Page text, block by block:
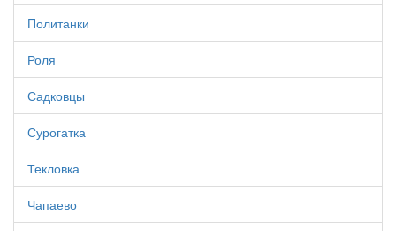
Политанки
Роля
Садковцы
Сурогатка
Текловка
Чапаево